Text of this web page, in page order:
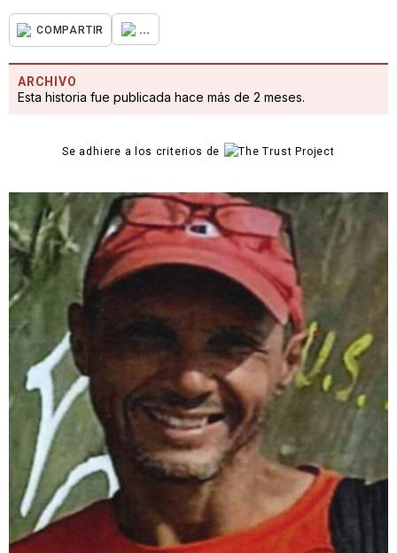
COMPARTIR ...
ARCHIVO
Esta historia fue publicada hace más de 2 meses.
Se adhiere a los criterios de